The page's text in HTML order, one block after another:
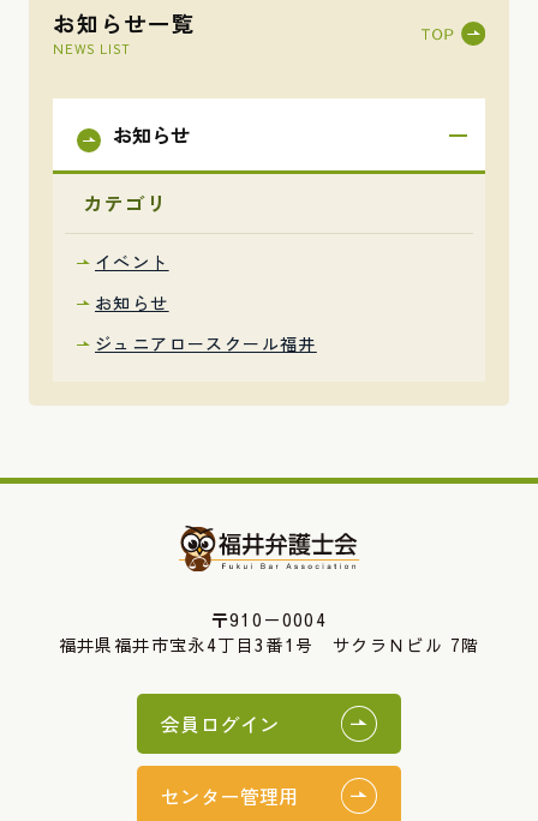
お知らせ一覧
NEWS LIST
お知らせ
カテゴリ
イベント
お知らせ
ジュニアロースクール福井
〒910－0004
福井県福井市宝永4丁目3番1号 サクラＮビル 7階
会員ログイン
センター管理用